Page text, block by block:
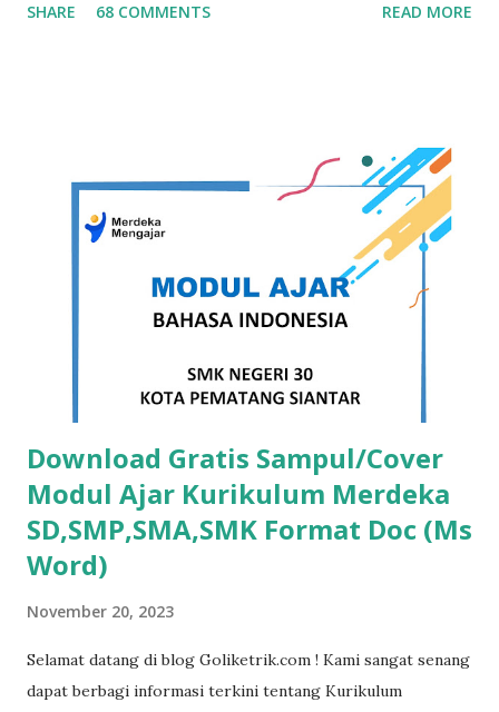
untuk diedit ulang sesuai dengan kebutuhan. template ini
jelas dibawah ini template sertifikat yang kami maksud :
Download Template Sertifikat Word Free Dibawah ini
koleksi template sertifikat docx (word) Template Sertifikat
Word Free Versi 1 DOWNLOAD Template Sertifikat Word
Free Versi 2 DOWNLOAD Template Sertifikat Word Free
Versi 3 DOWNLOAD Template Sertifikat Word Free Versi 4
DOWNLOAD Template Sertifikat Word Free Versi 5
DOWNLOAD Template Sertifikat ...
SHARE 68 COMMENTS READ MORE
Download Gratis Sampul/Cover
Modul Ajar Kurikulum Merdeka
SD,SMP,SMA,SMK Format Doc (Ms
Word)
November 20, 2023
Selamat datang di blog Goliketrik.com ! Kami sangat senang
dapat berbagi informasi terkini tentang Kurikulum